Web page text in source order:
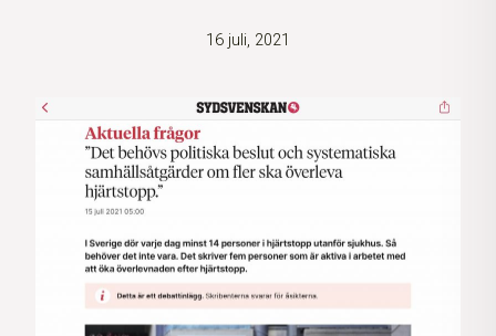
16 juli, 2021